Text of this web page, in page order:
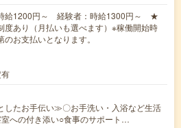
給1200円～ 経験者：時給1300円～ ★
度あり（月払いも選べます）※稼働開始時
お支払いとなります。
したお手伝い≫〇お手洗い・入浴など生活
への付き添い○食事のサポート…